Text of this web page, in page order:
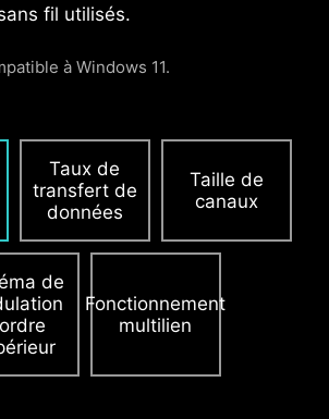
fil utilisés.
à Windows 11.
Taux de
transfert de
données
Taille de
canaux
de
Fonctionnement
multilien
PCIE
PCIe
fournit une alimentation dédiée
les plus exigeantes,
pour l'IA et le gaming. Il
stables, efficaces et
savoir plus sur les châssis